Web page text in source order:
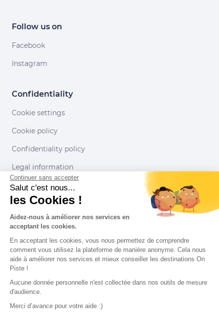
Follow us on
Facebook
Instagram
Confidentiality
Cookie settings
Cookie policy
Confidentiality policy
Legal information
Conditions of use
Our partners
Continuer sans accepter
Salut c'est nous...
les Cookies !
Aidez-nous à améliorer nos services en
acceptant les cookies.
En acceptant les cookies, vous nous permettez de comprendre
comment vous utilisez la plateforme de manière anonyme. Cela nous
aide à améliorer nos services et mieux conseiller les destinations On
Piste !
Aucune donnée personnelle n'est collectée dans nos outils de mesure
d'audience.
Merci d’avance pour votre aide :)